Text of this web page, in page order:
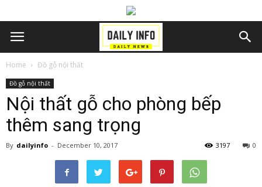
Home Đồ gỗ nội thất
Đồ gỗ nội thất
Nội thất gỗ cho phòng bếp
thêm sang trọng
By dailyinfo - December 10, 2017 0
3197